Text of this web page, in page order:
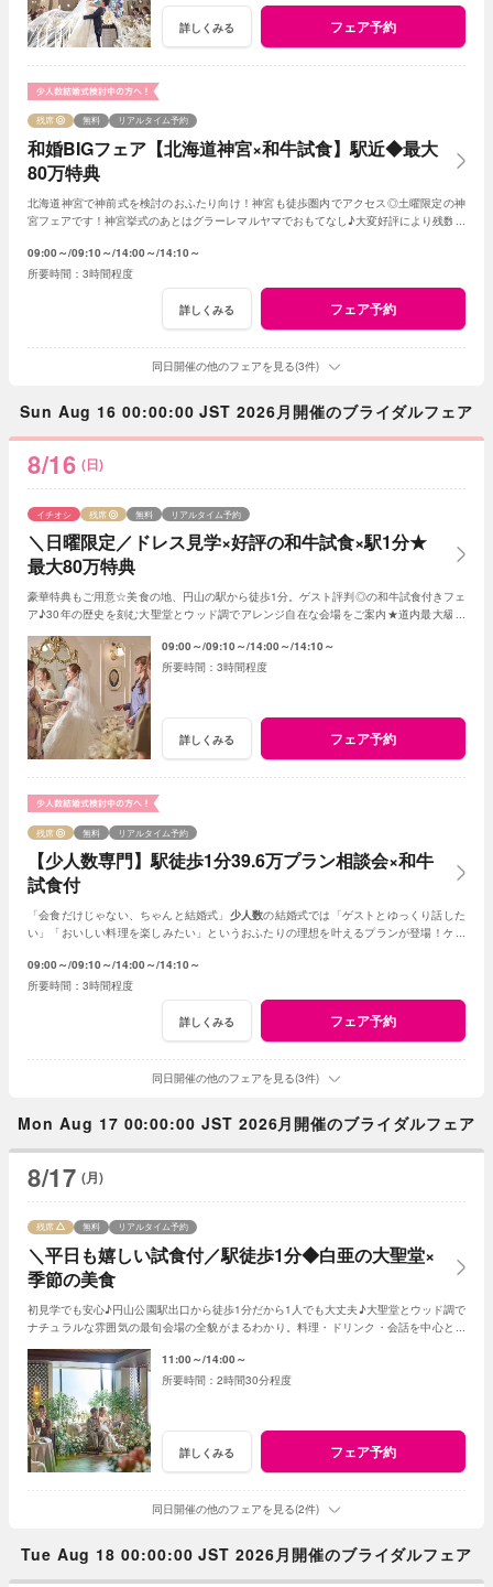
詳しくみる フェア予約
和婚BIGフェア【北海道神宮×和牛試食】駅近◆最大
80万特典
残席 無料 リアルタイム予約
北海道神宮で神前式を検討のおふたり向け！神宮も徒歩圏内でアクセス◎土曜限定の神
宮フェアです！神宮挙式のあとはグラーレマルヤマでおもてなし♪大変好評により残数が
09:00～ 09:10～ 14:00～ 14:10～
3時間程度
詳しくみる フェア予約
同日開催の他のフェアを見る(3件)
Sun Aug 16 00:00:00 JST 2026月開催のブライダルフェア
8/16 (日)
＼日曜限定／ドレス見学×好評の和牛試食×駅1分★
最大80万特典
イチオシ 残席 無料 リアルタイム予約
豪華特典もご用意☆美食の地、円山の駅から徒歩1分。ゲスト評判◎の和牛試食付きフェ
ア♪30年の歴史を刻む大聖堂とウッド調でアレンジ自在な会場をご案内★道内最大級の
09:00～ 09:10～ 14:00～ 14:10～
3時間程度
詳しくみる フェア予約
【少人数専門】駅徒歩1分39.6万プラン相談会×和牛
試食付
残席 無料 リアルタイム予約
「会食だけじゃない、ちゃんと結婚式」 少人数の結婚式では「ゲストとゆっくり話した
い」「おいしい料理を楽しみたい」というおふたりの理想を叶えるプランが登場！ゲス
09:00～ 09:10～ 14:00～ 14:10～
3時間程度
詳しくみる フェア予約
同日開催の他のフェアを見る(3件)
Mon Aug 17 00:00:00 JST 2026月開催のブライダルフェア
8/17 (月)
＼平日も嬉しい試食付／駅徒歩1分◆白亜の大聖堂×
季節の美食
残席 無料 リアルタイム予約
初見学でも安心♪円山公園駅出口から徒歩1分だから1人でも大丈夫♪大聖堂とウッド調で
ナチュラルな雰囲気の最旬会場の全貌がまるわかり。料理・ドリンク・会話を中心とし
11:00～ 14:00～
2時間30分程度
詳しくみる フェア予約
同日開催の他のフェアを見る(2件)
Tue Aug 18 00:00:00 JST 2026月開催のブライダルフェア